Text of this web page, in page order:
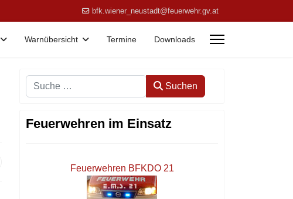
bfk.wiener_neustadt@feuerwehr.gv.at
Warnübersicht Termine Downloads
Suchen Suchen
Feuerwehren im Einsatz
Feuerwehren BFKDO 21